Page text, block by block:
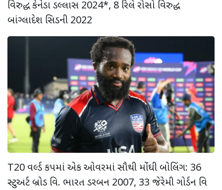
વિરુદ્ધ કેનેડા ડલ્લાસ 2024*, 8 રિલે રોસો વિરુદ્ધ
બાંગ્લાદેશ સિડની 2022
T20 વર્લ્ડ કપમાં એક ઓવરમાં સૌથી મોંઘી બોલિંગ: 36
સ્ટુઅર્ટ બ્રોડ વિ. ભારત ડરબન 2007, 33 જેરેમી ગોર્ડન વિ